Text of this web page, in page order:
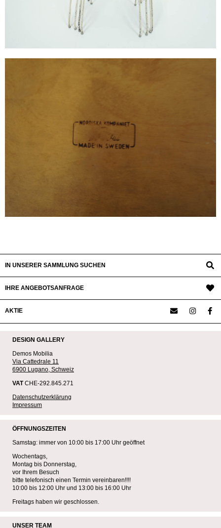
IN UNSERER SAMMLUNG SUCHEN
IHRE ANGEBOTSANFRAGE
AKTIE
DESIGN GALLERY
Demos Mobilia
Via Cattedrale 11
6900 Lugano, Schweiz
VATCHE-292.845.271
Datenschutzerklärung
Impressum
ÖFFNUNGSZEITEN
Samstag: immer von 10:00 bis 17:00 Uhr geöffnet
Wochentags,
Montag bis Donnerstag,
vor Ihrem Besuch
bitte telefonisch einen Termin vereinbaren!!!!
10:00 bis 12:00 Uhr und 13:00 bis 16:00 Uhr
Freitags haben wir geschlossen.
UNSER TEAM